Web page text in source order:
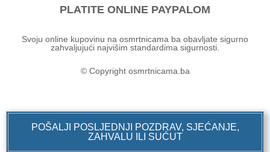
POŠALJI POSLJEDNJI POZDRAV, SJEĆANJE,
ZAHVALU ILI SUĆUT
PLATITE ONLINE PAYPALOM
Svoju online kupovinu na osmrtnicama ba obavljate sigurno
zahvaljujući najvišim standardima sigurnosti.
© Copyright osmrtnicama.ba